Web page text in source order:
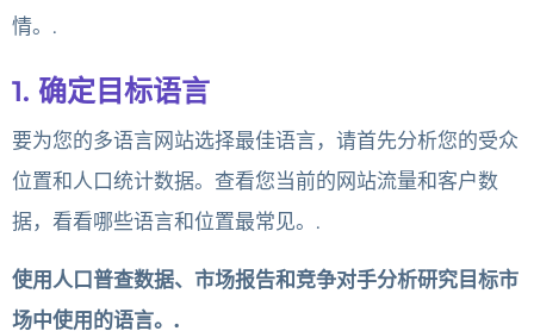
情。.
1. 确定目标语言
要为您的多语言网站选择最佳语言，请首先分析您的受众
位置和人口统计数据。查看您当前的网站流量和客户数
据，看看哪些语言和位置最常见。.
使用人口普查数据、市场报告和竞争对手分析研究目标市
场中使用的语言。.